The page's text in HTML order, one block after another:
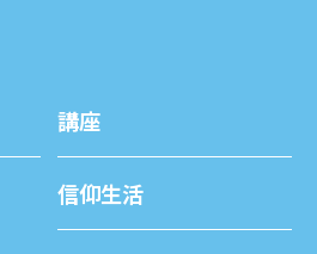
講座
信仰⽣活